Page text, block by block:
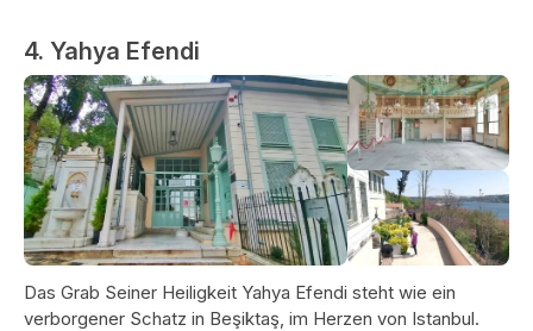
4. Yahya Efendi
Das Grab Seiner Heiligkeit Yahya Efendi steht wie ein
verborgener Schatz in Beşiktaş, im Herzen von Istanbul.